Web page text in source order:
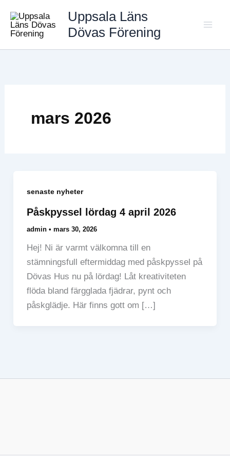
innehåll
Uppsala Läns
Dövas Förening
mars 2026
senaste nyheter
Påskpyssel lördag 4 april 2026
admin • mars 30, 2026
Hej! Ni är varmt välkomna till en
stämningsfull eftermiddag med påskpyssel på
Dövas Hus nu på lördag! Låt kreativiteten
flöda bland färgglada fjädrar, pynt och
påskglädje. Här finns gott om […]